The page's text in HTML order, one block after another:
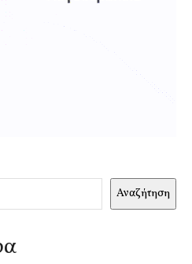
Αναζήτηση